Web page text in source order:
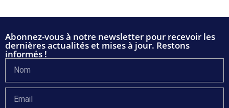
Abonnez-vous à notre newsletter pour recevoir les
dernières actualités et mises à jour. Restons
informés !